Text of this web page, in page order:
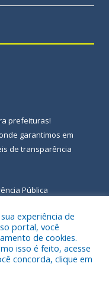
prefeituras!
garantimos em
de transparência
Pública
Municipal de Igarapé-
experiência de
portal, você
de cookies.
isso é feito, acesse
concorda, clique em